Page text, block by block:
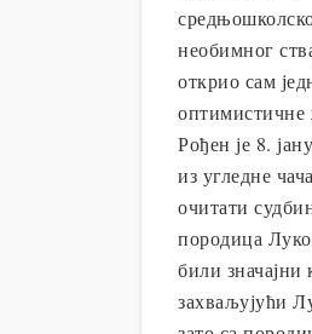
необимног
открио сам
Рођен је 8.
из угледне
очитати
породица
били
захваљујући